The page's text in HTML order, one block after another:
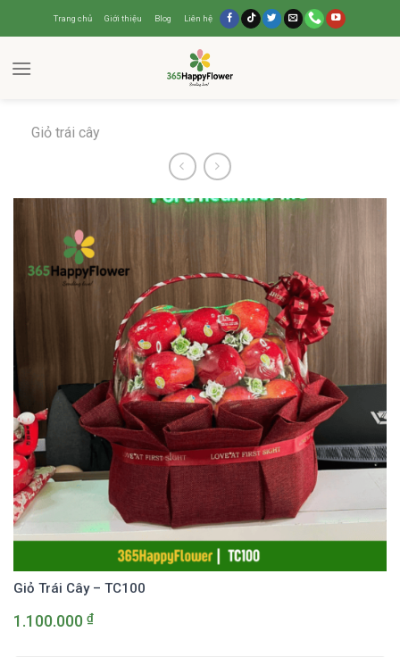
Trang chủ Giới thiệu Blog Liên hệ
Giỏ trái cây
Giỏ Trái Cây – TC100
1.100.000 ₫